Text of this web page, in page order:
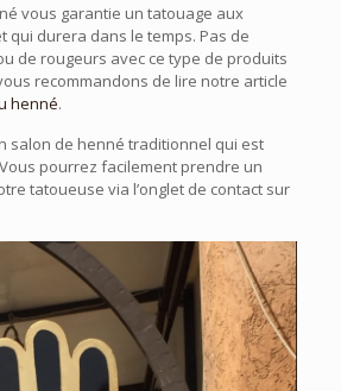
vous garantie un tatouage aux
qui durera dans le temps. Pas de
de rougeurs avec ce type de produits
recommandons de lire notre article
henné.
salon de henné traditionnel qui est
pourrez facilement prendre un
tatoueuse via l’onglet de contact sur